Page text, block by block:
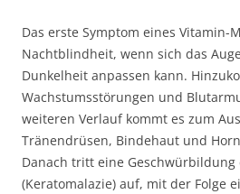
Das erste Symptom eines Vitamin-
Nachtblindheit, wenn sich das
Dunkelheit anpassen kann.
Wachstumsstörungen und
weiteren Verlauf kommt es zum
Tränendrüsen, Bindehaut und
Danach tritt eine
(Keratomalazie) auf, mit der Folge